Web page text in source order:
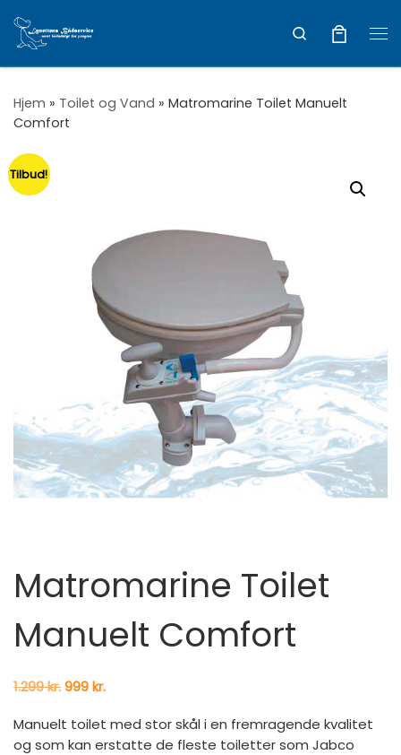
Vis hele indholdet
Search
Hjem » Toilet og Vand » Matromarine Toilet Manuelt
Comfort
Tilbud!
Matromarine Toilet
Manuelt Comfort
1.299kr.Den oprindelige pris var: 1.299 kr..
999kr.Den aktuelle pris er: 999 kr..
Manuelt toilet med stor skål i en fremragende kvalitet
og som kan erstatte de fleste toiletter som Jabco